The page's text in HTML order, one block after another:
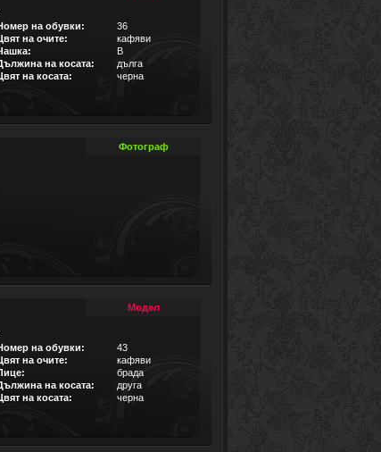
на обувки:
36
на очите:
кафяви
B
на косата:
дълга
на косата: черна
Фотограф
Модел
на обувки:
43
на очите:
кафяви
брада
на косата:
друга
на косата: черна